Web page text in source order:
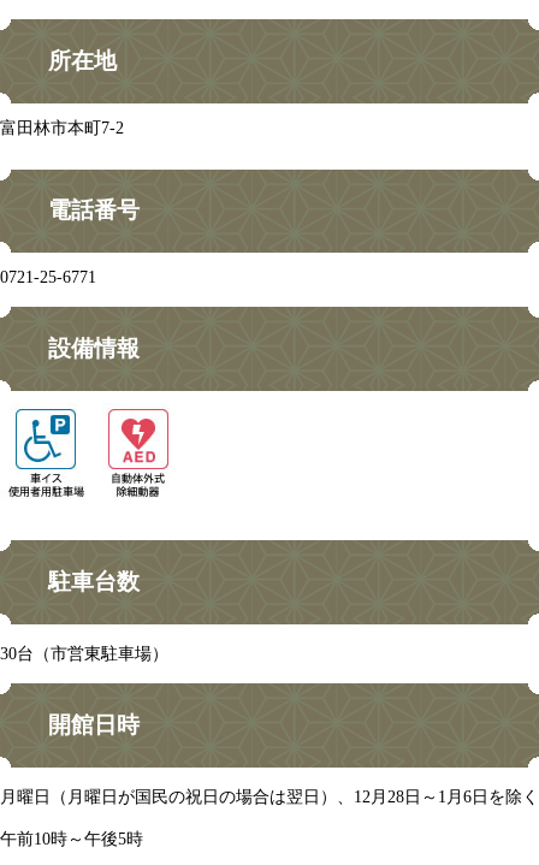
所在地
富田林市本町7‐2
電話番号
0721-25-6771
設備情報
駐車台数
30台（市営東駐車場）
開館日時
月曜日（月曜日が国民の祝日の場合は翌日）、12月28日～1月6日を除く
午前10時～午後5時